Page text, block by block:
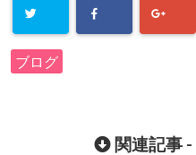
ブログ
関連記事 -